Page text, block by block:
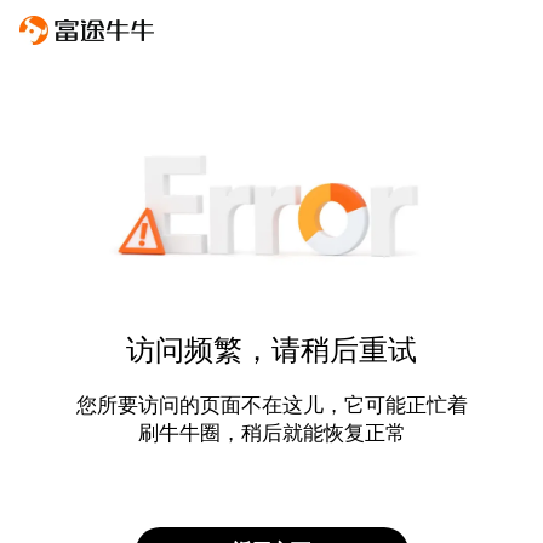
访问频繁，请稍后重试
您所要访问的页面不在这儿，它可能正忙着
刷牛牛圈，稍后就能恢复正常